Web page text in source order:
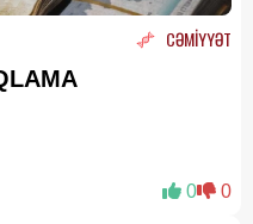
CƏMİYYƏT
0 0